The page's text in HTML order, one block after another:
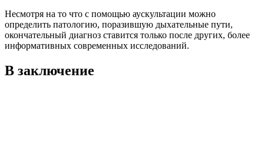
Несмотря на то что с помощью аускультации можно
определить патологию, поразившую дыхательные пути,
окончательный диагноз ставится только после других, более
информативных современных исследований.
В заключение